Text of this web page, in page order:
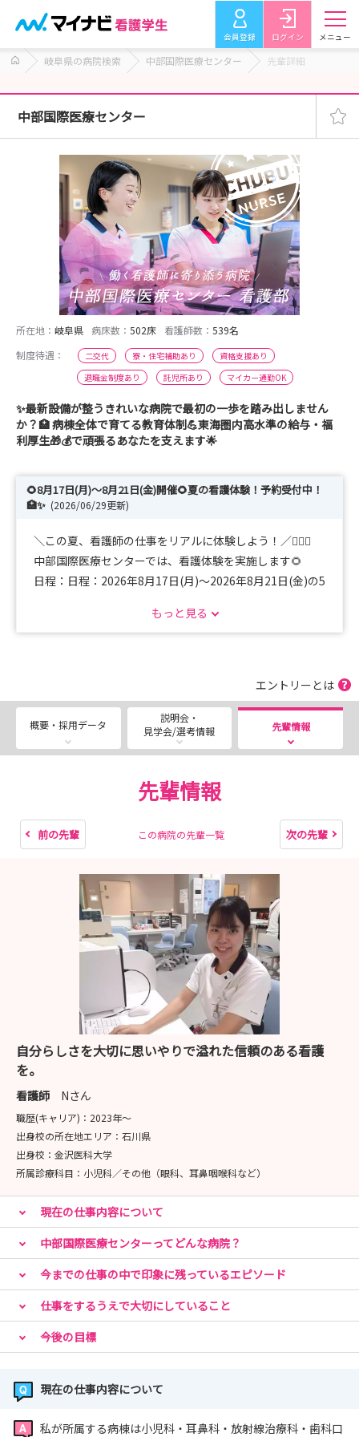
会員登録 ログイン メニュー
岐阜県の病院検索 中部国際医療センター 先輩詳細
中部国際医療センター
所在地： 岐阜県 病床数： 502床 看護師数： 539名
制度待遇：
二交代 寮・住宅補助あり
資格支援あり
退職金制度あり
託児所あり マイカー通勤OK
✨最新設備が整うきれいな病院で最初の一歩を踏み出しません
か？🏥 病棟全体で育てる教育体制💪東海圏内高水準の給与・福
利厚生🎁💰で頑張るあなたを支えます🌟
🌻8月17日(月)～8月21日(金)開催🌻夏の看護体験！予約受付中！
🏥✨ (2026/06/29更新)
＼この夏、看護師の仕事をリアルに体験しよう！／👩‍⚕️✨
中部国際医療センターでは、看護体験を実施します🌻
日程：日程：2026年8月17日(月)～2026年8月21日(金)の5
病棟でのシャドーイングや院内見学、先輩看護師との交流
📅開催日はホームページのイベントカレンダーをご確認く
ださい！気になる方はお早めにご予約を✨
もっと見る
エントリーとは
概要・採用データ
説明会・
見学会/選考情報
先輩情報
先輩情報
前の先輩 この病院の先輩一覧 次の先輩
自分らしさを大切に思いやりで溢れた信頼のある看護
を。
看護師 Nさん
職歴(キャリア)： 2023年〜
出身校の所在地エリア： 石川県
出身校： 金沢医科大学
所属診療科目： 小児科／その他（眼科、耳鼻咽喉科など）
現在の仕事内容について
中部国際医療センターってどんな病院？
今までの仕事の中で印象に残っているエピソード
仕事をするうえで大切にしていること
今後の目標
現在の仕事内容について
私が所属する病棟は小児科・耳鼻科・放射線治療科・歯科口